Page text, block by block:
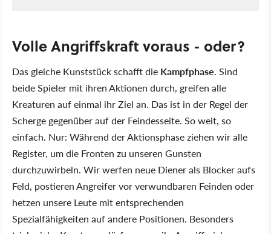
Volle Angriffskraft voraus - oder?
Das gleiche Kunststück schafft die Kampfphase. Sind
beide Spieler mit ihren Aktionen durch, greifen alle
Kreaturen auf einmal ihr Ziel an. Das ist in der Regel der
Scherge gegenüber auf der Feindesseite. So weit, so
einfach. Nur: Während der Aktionsphase ziehen wir alle
Register, um die Fronten zu unseren Gunsten
durchzuwirbeln. Wir werfen neue Diener als Blocker aufs
Feld, postieren Angreifer vor verwundbaren Feinden oder
hetzen unsere Leute mit entsprechenden
Spezialfähigkeiten auf andere Positionen. Besonders